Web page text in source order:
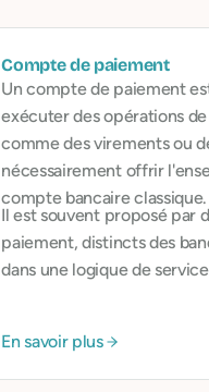
Compte de paiement
Un compte de paiement
exécuter des opérations
comme des virements ou
nécessairement offrir
compte bancaire classique.
Il est souvent proposé par
paiement, distincts des
dans une logique de
En savoir plus